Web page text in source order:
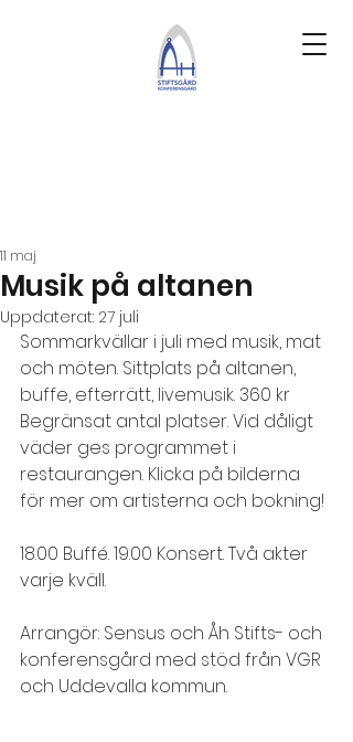
Musik på altanen
11 maj
Uppdaterat: 27 juli
Sommarkvällar i juli med musik, mat
och möten. Sittplats på altanen,
buffe, efterrätt, livemusik. 360 kr
Begränsat antal platser. Vid dåligt
väder ges programmet i
restaurangen. Klicka på bilderna
för mer om artisterna och bokning!
18.00 Buffé. 19.00 Konsert. Två akter
varje kväll.
Arrangör: Sensus och Åh Stifts- och
konferensgård med stöd från VGR
och Uddevalla kommun.